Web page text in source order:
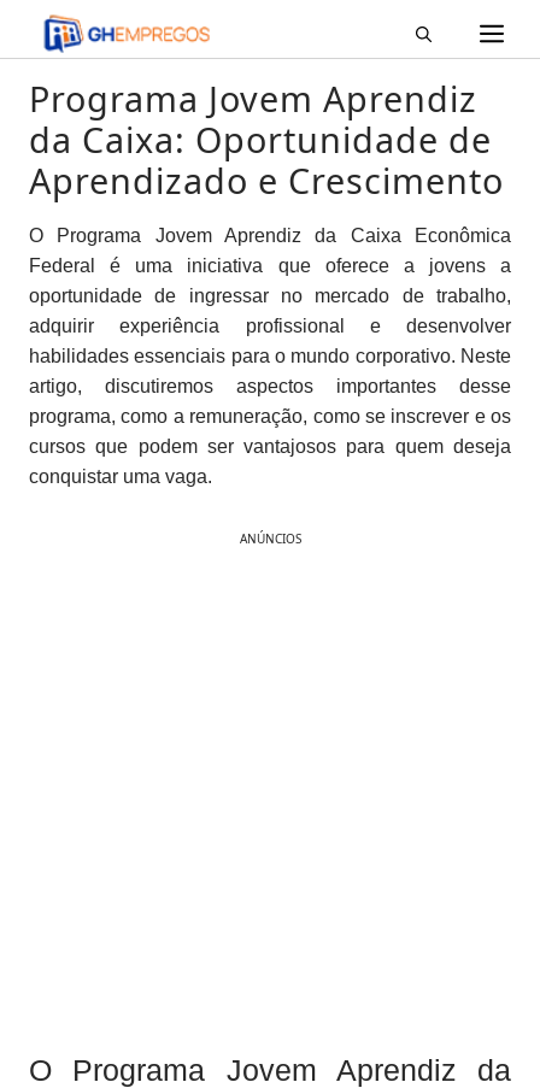
Pular
para
conteúdo
Programa Jovem Aprendiz
da Caixa: Oportunidade de
Aprendizado e Crescimento
O Programa Jovem Aprendiz da Caixa Econômica
Federal é uma iniciativa que oferece a jovens a
oportunidade de ingressar no mercado de trabalho,
adquirir experiência profissional e desenvolver
habilidades essenciais para o mundo corporativo. Neste
artigo, discutiremos aspectos importantes desse
programa, como a remuneração, como se inscrever e os
cursos que podem ser vantajosos para quem deseja
conquistar uma vaga.
ANÚNCIOS
O Programa Jovem Aprendiz da